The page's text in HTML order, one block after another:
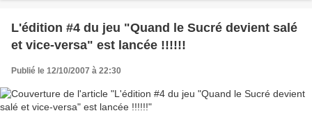
L'édition #4 du jeu "Quand le Sucré devient salé
et vice-versa" est lancée !!!!!!
Publié le 12/10/2007 à 22:30